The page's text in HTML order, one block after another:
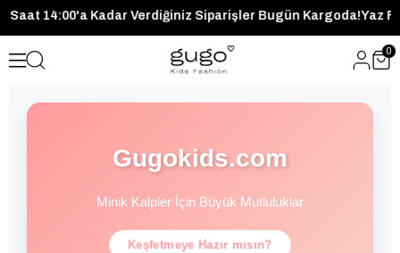
Saat 14:00'a Kadar Verdiğiniz Siparişler Bugün
0
Gugokids.com
Minik Kalpler İçin Büyük Mutluluklar
Keşfetmeye Hazır mısın?